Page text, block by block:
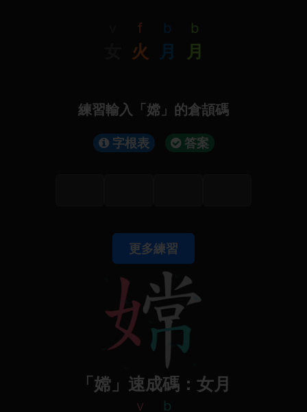
f
火
b
月
b
月
練習輸入「嫦」的倉頡碼
字根表 答案
更多練習
「嫦」速成碼：女月
v b